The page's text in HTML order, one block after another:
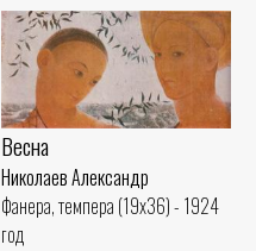
Весна
Николаев Александр
Фанера, темпера (19x36) - 1924
год